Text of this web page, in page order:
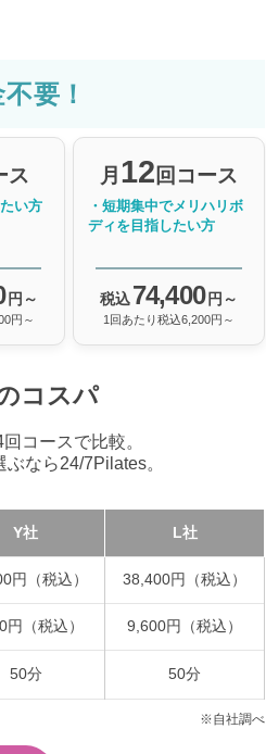
要！
ス
い方
円～
円～
月 12回コース
・短期集中でメリハリボ
ディを目指したい方
税込 74,400 円～
1回あたり税込6,200円～
コスパ
コースで比較。
なら24/7Pilates。
Y社 L社
円（税込） 38,400円（税込）
円（税込） 9,600円（税込）
50分 50分
※自社調べ